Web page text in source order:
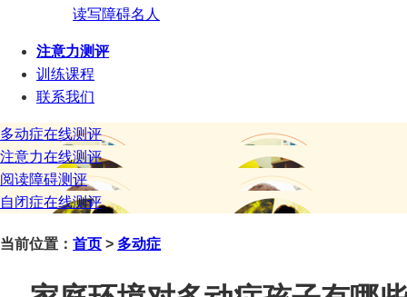
读写障碍名人
注意力测评
训练课程
联系我们
多动症在线测评
注意力在线测评
阅读障碍测评
自闭症在线测评
当前位置： 首页 > 多动症